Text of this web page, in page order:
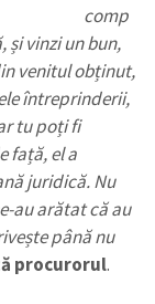
comp
și vinzi un bun,
venitul obținut,
întreprinderii,
tu poți fi
față, el a
juridică. Nu
au arătat că au
până nu
procurorul.